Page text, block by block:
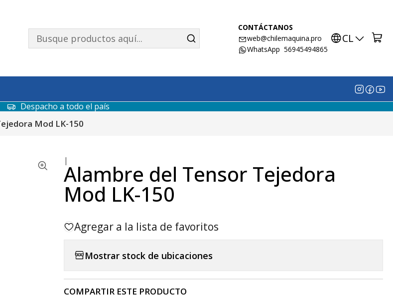
CONTÁCTANOS
web@chilemaquina.pro
WhatsApp 56945494865
CL
Despacho a todo el país
Mod LK-150
|
Alambre del Tensor Tejedora
Mod LK-150
Agregar a la lista de favoritos
Mostrar stock de ubicaciones
COMPARTIR ESTE PRODUCTO